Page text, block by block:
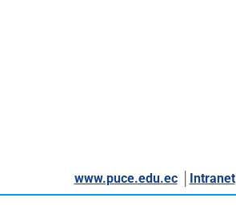
www.puce.edu.ec│ Intranet